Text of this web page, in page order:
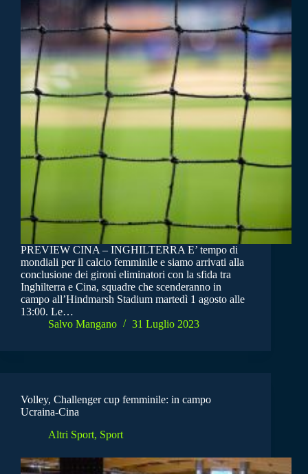
PREVIEW CINA – INGHILTERRA E’ tempo di
mondiali per il calcio femminile e siamo arrivati alla
conclusione dei gironi eliminatori con la sfida tra
Inghilterra e Cina, squadre che scenderanno in
campo all’Hindmarsh Stadium martedì 1 agosto alle
13:00. Le…
Salvo Mangano
31 Luglio 2023
Volley, Challenger cup femminile: in campo
Ucraina-Cina
Altri Sport, Sport